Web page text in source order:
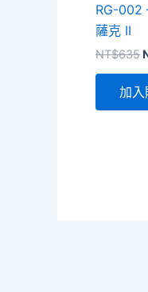
RG-002
薩克 II
NT$635
加入